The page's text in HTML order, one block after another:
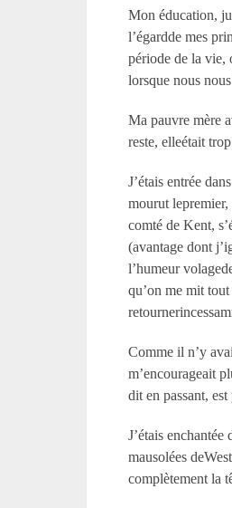
Mon éducation,
l’égardde mes
période de la vie,
lorsque nous
Ma pauvre mère
reste, elleétait
J’étais entrée
mourut lepremier,
comté de Kent,
(avantage dont
l’humeur
qu’on me mit
Comme il n’y
m’encourageait
dit en passant,
J’étais
mausolées
complètement la